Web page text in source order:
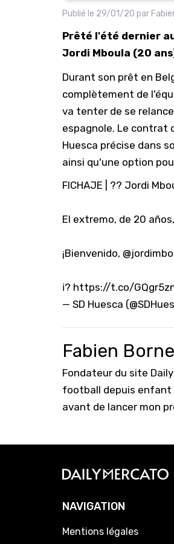
Publié le 29/01/20 par
Prêté l'été dernier
Jordi Mboula (20
Durant son prêt en
complètement de
va tenter de se
espagnole. Le contrat
Huesca précise dans
ainsi qu'une option
FICHAJE | ?️? Jordi
El extremo, de 20
¡Bienvenido,
ℹ️? https://t.co/
— SD Huesca
Fabien Borne
Fondateur du site
football depuis enfant
avant de lancer mon
NAVIGATION
Mentions légales